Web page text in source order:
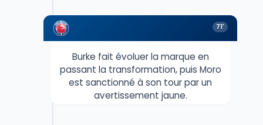
71'
Burke fait évoluer la marque en
passant la transformation, puis Moro
est sanctionné à son tour par un
avertissement jaune.